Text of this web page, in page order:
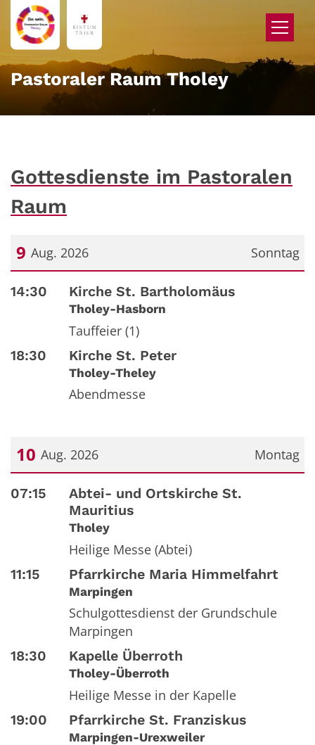
Zum Inhalt springen
Pastoraler Raum Tholey
Gottesdienste im Pastoralen
Raum
Sonntag
9 Aug. 2026
Datum: 9. August 2026
14:30 Kirche St. Bartholomäus
Tholey-Hasborn
Tauffeier (1)
18:30 Kirche St. Peter
Tholey-Theley
Abendmesse
Montag
10 Aug. 2026
Datum: 10. August 2026
07:15
Abtei- und Ortskirche St.
Mauritius
Tholey
Heilige Messe (Abtei)
11:15 Pfarrkirche Maria Himmelfahrt
Marpingen
Schulgottesdienst der Grundschule
Marpingen
18:30 Kapelle Überroth
Tholey-Überroth
Heilige Messe in der Kapelle
19:00 Pfarrkirche St. Franziskus
Marpingen-Urexweiler